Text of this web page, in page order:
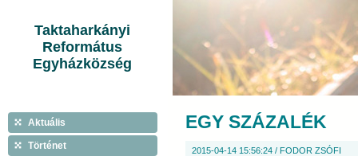
Taktaharkányi
Református
Egyházközség
Aktuális
Történet
EGY SZÁZALÉK
2015-04-14 15:56:24 / FODOR ZSÓFI